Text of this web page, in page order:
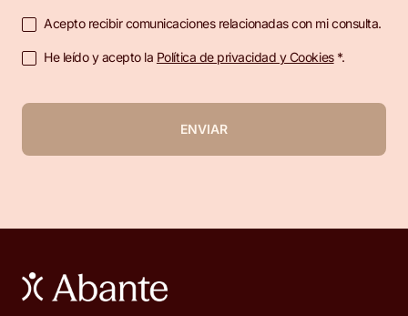
Acepto recibir comunicaciones relacionadas con mi consulta.
He leído y acepto la Política de privacidad y Cookies*.
ENVIAR